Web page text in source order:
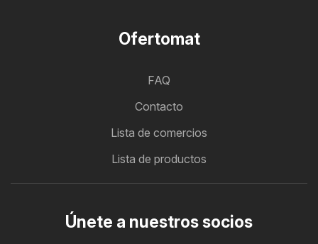
Ofertomat
FAQ
Contacto
Lista de comercios
Lista de productos
Únete a nuestros socios